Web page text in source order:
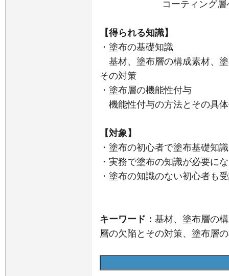
コーティング
【得られる知識】
・塗布の基礎知識
基材、塗布層の構成素材、
その対策
・塗布層の機能性付与
機能性付与の方法とその具
【対象】
・塗布の初心者で塗布基礎知
・実務で塗布の知識が必要に
・塗布の知識のない初心者も
キーワード： 基材、塗布層の
層の欠陥とその対策、塗布層